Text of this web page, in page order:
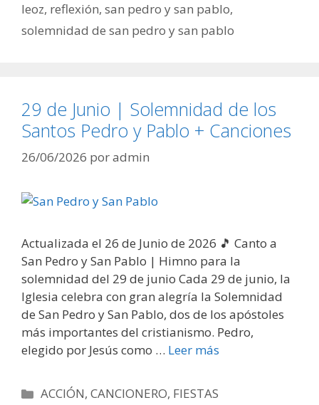
leoz, reflexión, san pedro y san pablo,
solemnidad de san pedro y san pablo
29 de Junio | Solemnidad de los
Santos Pedro y Pablo + Canciones
26/06/2026 poradmin
Actualizada el 26 de Junio de 2026 🎵 Canto a
San Pedro y San Pablo | Himno para la
solemnidad del 29 de junio Cada 29 de junio, la
Iglesia celebra con gran alegría la Solemnidad
de San Pedro y San Pablo, dos de los apóstoles
más importantes del cristianismo. Pedro,
elegido por Jesús como … Leer más
Categorías
ACCIÓN,CANCIONERO, FIESTAS